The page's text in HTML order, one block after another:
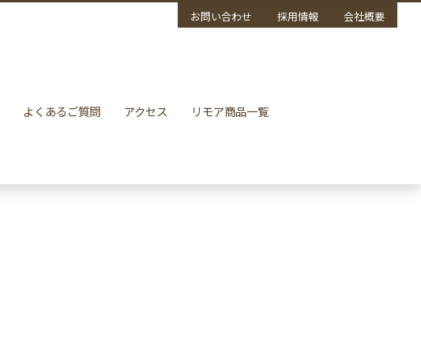
お問い合わせ 採用情報 会社概要
よくあるご質問 アクセス リモア商品一覧